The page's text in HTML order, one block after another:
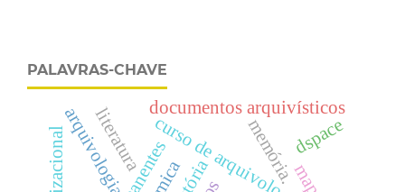
PALAVRAS-CHAVE
curso de arquivologia
literatura documentos arquivísticos
arquivologia. memória.dspace